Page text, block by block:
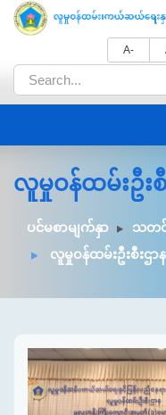
A-
လူမှုဝန်ထမ်းဦး
ပင်မစာမျက်နှာ
သတင်
လူမှုဝန်ထမ်းဦးစီးဌ